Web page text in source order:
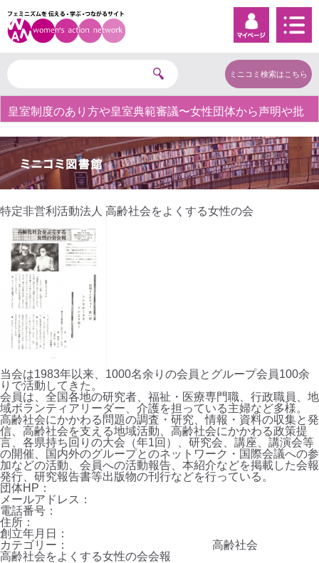
ミニコミ検索はこちら
皇室制度のあり方や皇室典範審議〜女性団体から声明や批
特定非営利活動法人 高齢社会をよくする女性の会
当会は1983年以来、1000名余りの会員とグループ会員100余
りで活動してきた。
会員は、全国各地の研究者、福祉・医療専門職、行政職員、地
域ボランティアリーダー、介護を担っている主婦など多様。
高齢社会にかかわる問題の調査・研究、情報・資料の収集と発
信、高齢社会を支える地域活動、高齢社会にかかわる政策提
言、各県持ち回りの大会（年1回）、研究会、講座、講演会等
の開催、国内外のグループとのネットワーク・国際会議への参
加などの活動、会員への活動報告、本紹介などを掲載した会報
発行、研究報告書等出版物の刊行などを行っている。
団体HP：
メールアドレス：
電話番号：
住所：
創立年月日：
カテゴリー：
高齢社会
高齢社会をよくする女性の会会報